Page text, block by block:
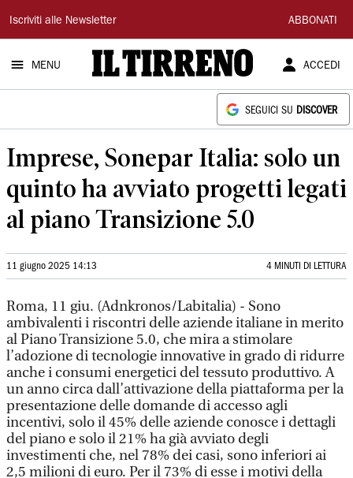
Il
Tirreno
Iscriviti alle Newsletter ABBONATI
MENU ACCEDI
SEGUICI SU DISCOVER
Imprese, Sonepar Italia: solo un
quinto ha avviato progetti legati
al piano Transizione 5.0
11 giugno 2025 14:13 4 MINUTI DI LETTURA
Roma, 11 giu. (Adnkronos/Labitalia) - Sono
ambivalenti i riscontri delle aziende italiane in merito
al Piano Transizione 5.0, che mira a stimolare
l’adozione di tecnologie innovative in grado di ridurre
anche i consumi energetici del tessuto produttivo. A
un anno circa dall’attivazione della piattaforma per la
presentazione delle domande di accesso agli
incentivi, solo il 45% delle aziende conosce i dettagli
del piano e solo il 21% ha già avviato degli
investimenti che, nel 78% dei casi, sono inferiori ai
2,5 milioni di euro. Per il 73% di esse i motivi della